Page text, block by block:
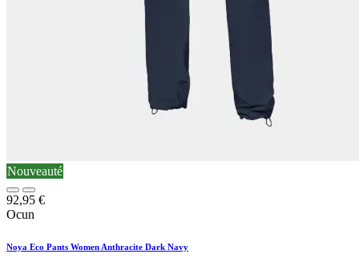
Nouveauté
92,95 €
Ocun
Noya Eco Pants Women Anthracite Dark Navy